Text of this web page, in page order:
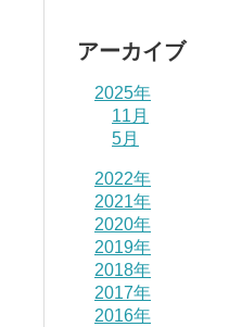
アーカイブ
2025年
11月
5月
2022年
2021年
2020年
2019年
2018年
2017年
2016年